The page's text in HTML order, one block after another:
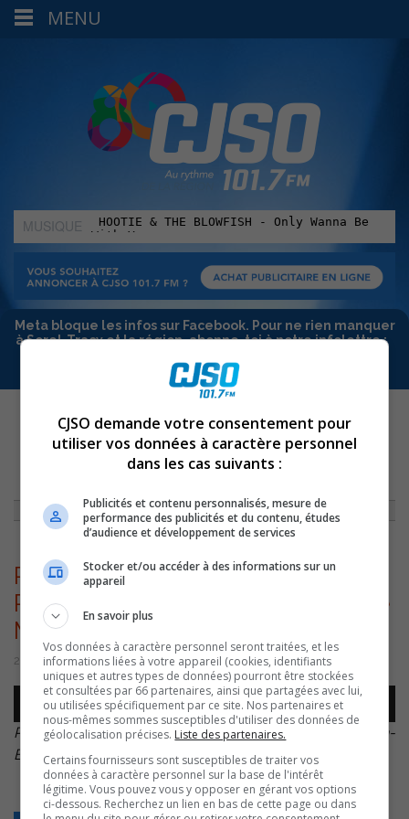
MUSIQUE
:
Meta bloque les infos sur Facebook. Pour ne rien manquer
à Sorel-Tracy et la région, abonne-toi à notre infolettre :
ACCUEIL»ACTUALITÉS» LE COMITÉ DE LA SAINT-JEAN-BAPTISTE DE
SAINT-AIMÉ MASSUEVILLE FIER DU SUCCÈS DE SES FESTIVITÉS
Richard Gauthier et Louis
Plamondon – Saint-Jean-Baptiste
Massueville – 20260629
29 juin 2026 | Par Sylvain Rochon
Lecteur
audio
00:00
Richard Gauthier et Louis Plamondon – Saint-Jean-
Baptiste Massueville – 20260629.
MENU
CJSO demande votre consentement pour
utiliser vos données à caractère personnel
dans les cas suivants :
Publicités et contenu personnalisés, mesure de
performance des publicités et du contenu, études
d’audience et développement de services
Stocker et/ou accéder à des informations sur un
appareil
En savoir plus
Vos données à caractère personnel seront traitées, et les
informations liées à votre appareil (cookies, identifiants
uniques et autres types de données) pourront être stockées
et consultées par 66 partenaires, ainsi que partagées avec lui,
ou utilisées spécifiquement par ce site. Nos partenaires et
nous-mêmes sommes susceptibles d'utiliser des données de
géolocalisation précises. Liste des partenaires.
Certains fournisseurs sont susceptibles de traiter vos
données à caractère personnel sur la base de l'intérêt
légitime. Vous pouvez vous y opposer en gérant vos options
ci-dessous. Recherchez un lien en bas de cette page ou dans